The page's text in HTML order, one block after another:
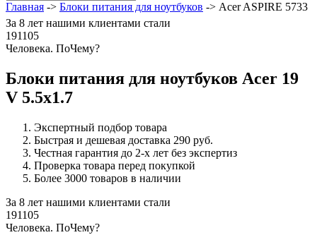
Главная -> Блоки питания для ноутбуков -> Acer ASPIRE 5733
За 8 лет нашими клиентами стали
191105
Человека. ПоЧему?
Блоки питания для ноутбуков Acer 19
V 5.5х1.7
Экспертный подбор товара
Быстрая и дешевая доставка 290 руб.
Честная гарантия до 2-х лет без экспертиз
Проверка товара перед покупкой
Более 3000 товаров в наличии
За 8 лет нашими клиентами стали
191105
Человека. ПоЧему?